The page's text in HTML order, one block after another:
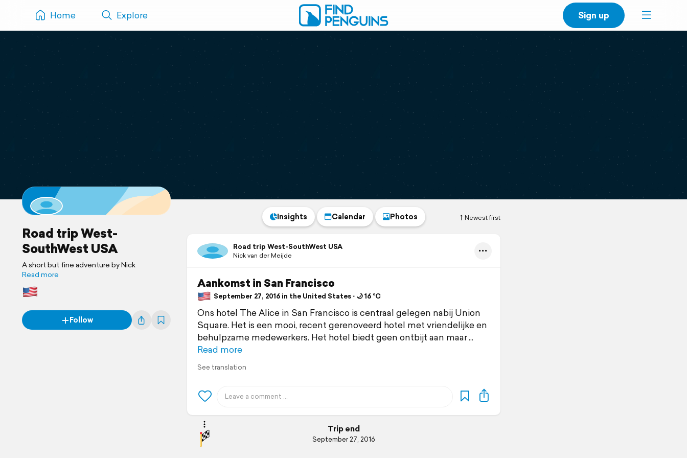
Home Explore Sign up
Road trip West-
SouthWest USA
A short but fine adventure by Nick
Read more
Follow
Newest first
Insights Calendar Photos
Road trip West-SouthWest USA
Nick van der Meijde
Aankomst in San Francisco
September 27, 2016 in the United States ⋅ 🌙 16 °C
Ons hotel The Alice in San Francisco is centraal gelegen nabij Union
Square. Het is een mooi, recent gerenoveerd hotel met vriendelijke en
behulpzame medewerkers. Het hotel biedt geen ontbijt aan maar
Read more
See translation
Trip end
September 27, 2016